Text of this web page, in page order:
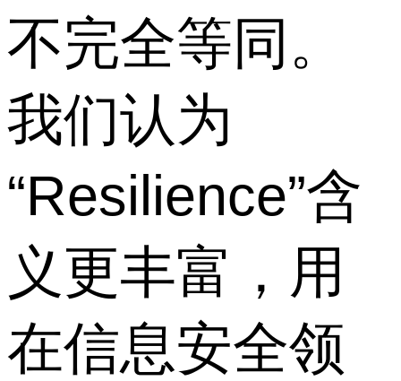
不完全等同。
我们认为
“Resilience”含
义更丰富，用
在信息安全领